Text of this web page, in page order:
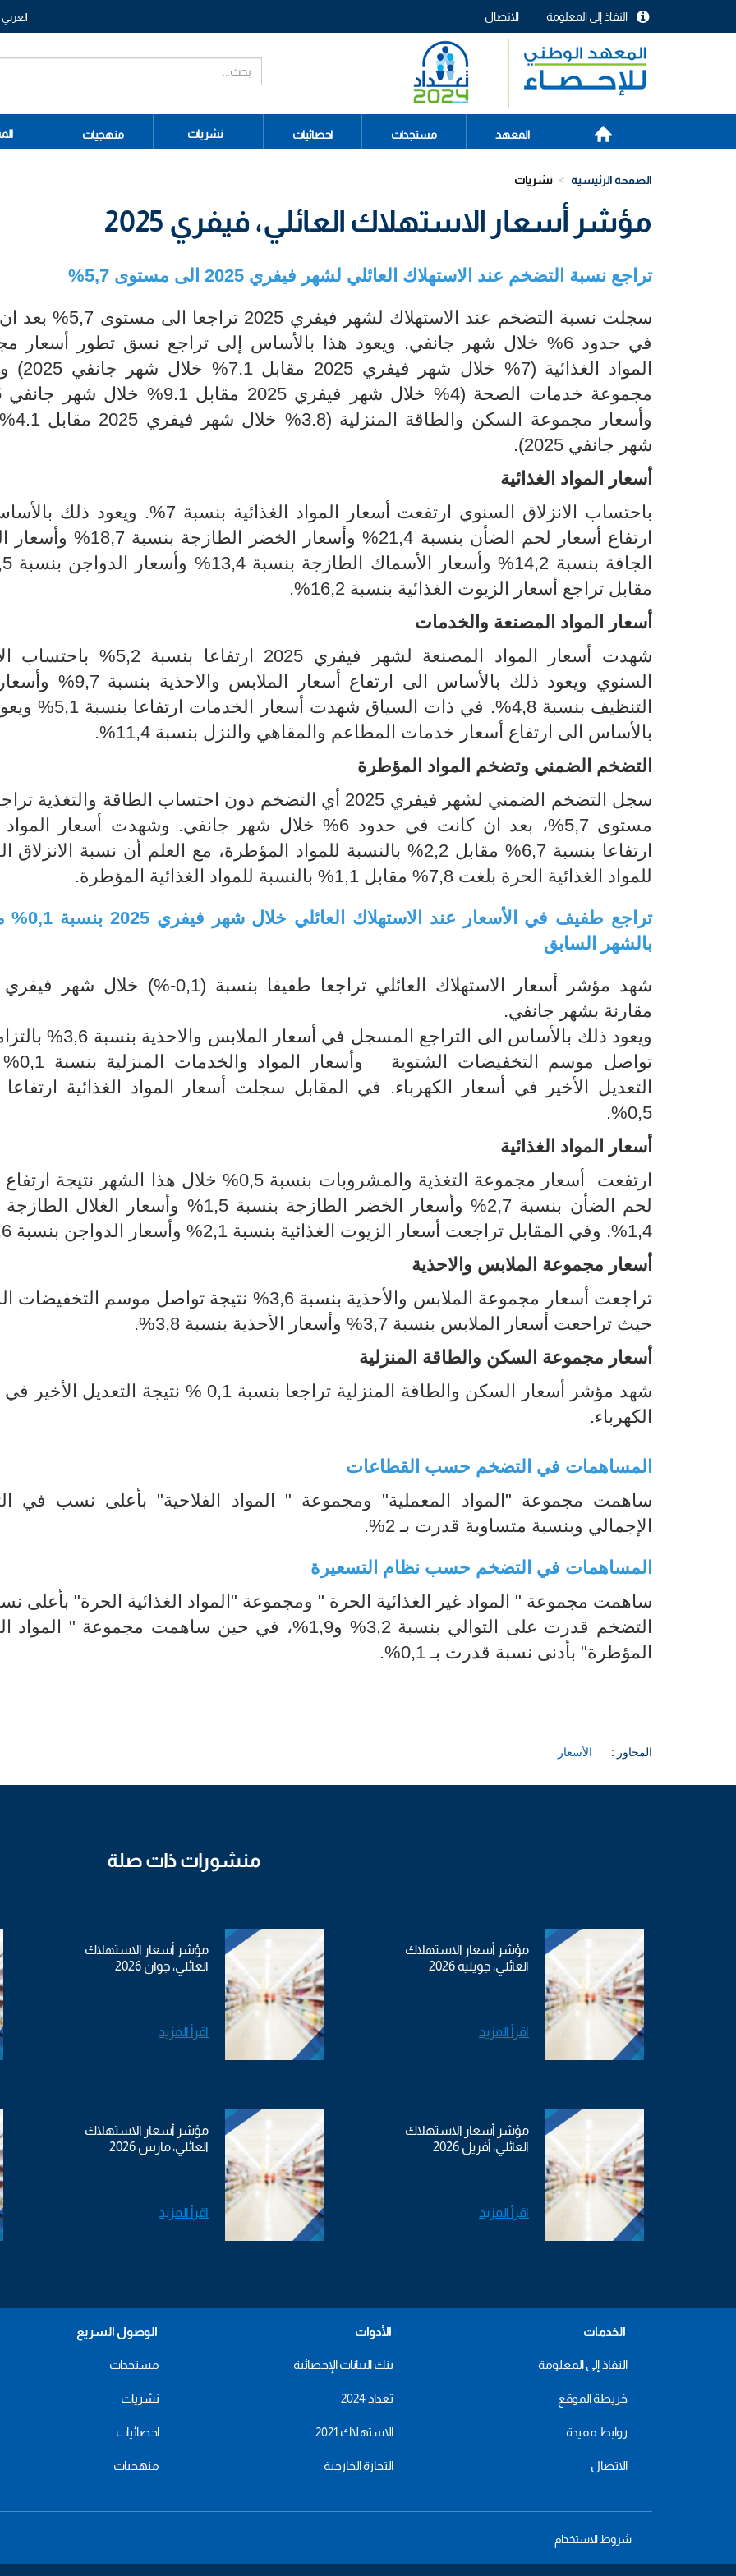
menu
header
الاتصال النفاذ إلى المعلومة العربي
Main
navigation
الرئيسية
المعهد مستجدات احصائيات نشريات منهجيات
الصفحة الرئيسية نشريات
مؤشر أسعار الاستهلاك العائلي، فيفري 2025
تراجع نسبة التضخم عند الاستهلاك العائلي لشهر فيفري 2025 الى مستوى 5,7%
سجلت نسبة التضخم عند الاستهلاك لشهر فيفري
في حدود 6% خلال شهر جانفي. ويعود هذا بالأساس إلى تراجع نسق تطور أسعار
المواد الغذائية (7%
وأسعار مجموعة
شهر جانفي 2025).
أسعار المواد الغذائية
باحتساب الانزلاق السنوي ارتفعت أسعار المواد الغذائية بنسبة 7%.
ارتفاع أسعار لحم الضأن بنسبة 21,4% وأسعار الخضر
مقابل تراجع أسعار الزيوت الغذائية بنسبة 16,2%.
أسعار المواد المصنعة والخدمات
شهدت أسعار المواد المصنعة لشهر فيفري 2025 ارتفاعا
السنوي ويعود ذلك بالأساس الى ارتفاع أسعار
التنظيف بنسبة 4,8%. في ذات السياق شهدت
بالأساس الى ارتفاع أسعار خدمات المطاعم والمقاهي والنزل بنسبة 11,4%.
التضخم الضمني وتضخم المواد المؤطرة
سجل التضخم الضمني لشهر فيفري 2025 أي التضخم دون احتساب الطاقة والتغذية
مستوى 5,7%، بعد ان كانت في حدود 6% خلال شهر جانفي. وشهدت أسعار
ارتفاعا بنسبة 6,7% مقابل 2,2% بالنسبة للمواد المؤطرة، مع العلم أن نسبة
للمواد الغذائية الحرة بلغت 7,8% مقابل 1,1% بالنسبة للمواد الغذائية المؤطرة.
تراجع طفيف في الأسعار عند
بالشهر السابق
مقارنة بشهر جانفي.
ويعود ذلك بالأساس الى التراجع المسجل في أسعار
تواصل موسم
التعديل الأخير في أسعار الكهرباء. في المقابل سجلت أسعار المواد الغذائية ارتفاعا
0,5%.
أسعار المواد الغذائية
ارتفعت أسعار مجموعة التغذية والمشروبات بنسبة 0,5% خلال هذا الشهر نتيجة
لحم الضأن بنسبة 2,7% وأسعار الخضر الطازجة بنسبة 1,5% وأسعار
1,4%. وفي المقابل تراجعت أسعار الزيوت الغذائية بنسبة 2,1% وأسعار الدواجن بنسبة 1,6%.
أسعار مجموعة الملابس والاحذية
تراجعت أسعار مجموعة الملابس والأحذية بنسبة 3,6% نتيجة تواصل موسم
حيث تراجعت أسعار الملابس بنسبة 3,7% وأسعار الأحذية بنسبة 3,8%.
أسعار مجموعة السكن والطاقة المنزلية
شهد مؤشر أسعار السكن والطاقة المنزلية تراجعا بنسبة 0,1 % نتيجة التعديل
الكهرباء.
المساهمات في التضخم حسب القطاعات
ساهمت مجموعة "المواد المعملية" ومجموعة " المواد الفلاحية" بأعلى نسب في
الإجمالي وبنسبة متساوية قدرت بـ 2%.
المساهمات في التضخم حسب نظام التسعيرة
ساهمت مجموعة " المواد غير الغذائية الحرة " ومجموعة "المواد الغذائية الحرة" بأعلى
التضخم قدرت على التوالي بنسبة 3,2% و1,9%، في حين ساهمت مجموعة "
المؤطرة" بأدنى نسبة قدرت بـ 0,1%.
المحاور : الأسعار
منشورات ذات صلة
مؤشر أسعار الاستهلاك
العائلي، جويلية 2026
اقرأ المزيد
مؤشر أسعار الاستهلاك
العائلي، جوان 2026
اقرأ المزيد
مؤشر أسعار الاستهلاك
العائلي، أفريل 2026
اقرأ المزيد
مؤشر أسعار الاستهلاك
العائلي، مارس 2026
اقرأ المزيد
الخدمات
النفاذ إلى المعلومة
خريطة الموقع
روابط مفيدة
الاتصال
الأدوات
بنك البيانات الإحصائية
تعداد 2024
الاستهلاك 2021
التجارة الخارجية
الوصول السريع
مستجدات
نشريات
احصائيات
منهجيات
menu
شروط الاستخدام